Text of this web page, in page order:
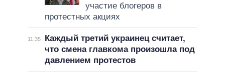
участие блогеров в
протестных акциях
11:35
Каждый третий украинец считает,
что смена главкома произошла под
давлением протестов